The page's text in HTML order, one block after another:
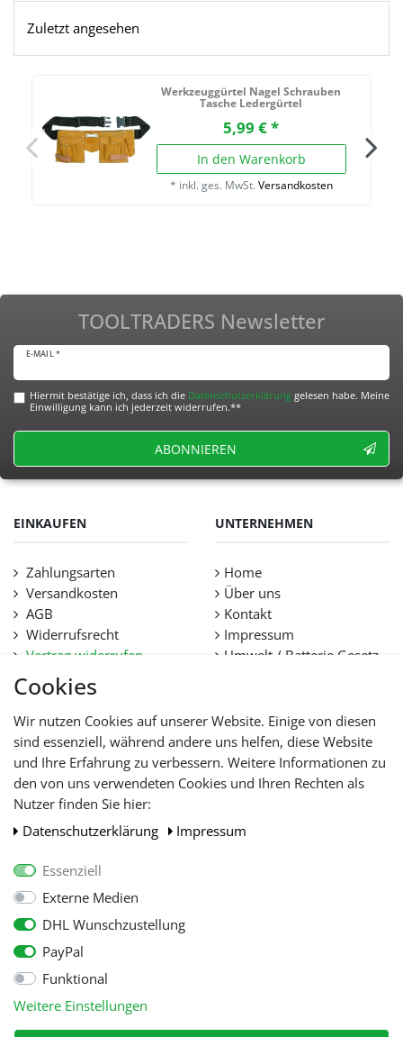
Cookies
Wir nutzen Cookies auf unserer Website. Einige von diesen
sind essenziell, während andere uns helfen, diese Website
und Ihre Erfahrung zu verbessern. Weitere Informationen zu
den von uns verwendeten Cookies und Ihren Rechten als
Nutzer finden Sie hier:
Daten­schutz­erklärung
Impressum
Essenziell
Externe Medien
DHL Wunschzustellung
PayPal
Funktional
Weitere Einstellungen
Zuletzt angesehen
Werkzeuggürtel Nagel Schrauben
Tasche Ledergürtel
5,99 € *
In den Warenkorb
* inkl. ges. MwSt. Versandkosten
TOOLTRADERS Newsletter
E-MAIL *
Hiermit bestätige ich, dass ich die Daten­schutz­erklärunggelesen habe. Meine
Einwilligung kann ich jederzeit widerrufen.**
ABONNIEREN
EINKAUFEN
Zahlungsarten
Versandkosten
AGB
Widerrufsrecht
Vertrag widerrufen
Datenschutz
Hilfe
Lieferfristen und
Lieferbeschränkung
UNTERNEHMEN
Home
Über uns
Kontakt
Impressum
Umwelt / Batterie Gesetz
WIR AKZEPTIEREN